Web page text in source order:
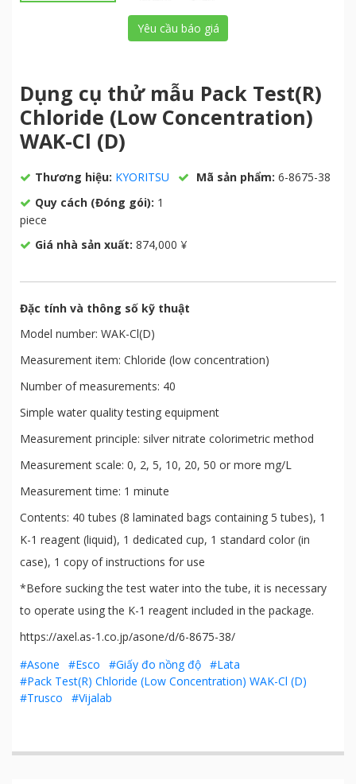
Yêu cầu báo giá
Dụng cụ thử mẫu Pack Test(R)
Chloride (Low Concentration)
WAK-Cl (D)
Thương hiệu: KYORITSU Mã sản phẩm: 6-8675-38
Quy cách (Đóng gói): 1
piece
Giá nhà sản xuất: 874,000 ¥
Đặc tính và thông số kỹ thuật
Model number: WAK-Cl(D)
Measurement item: Chloride (low concentration)
Number of measurements: 40
Simple water quality testing equipment
Measurement principle: silver nitrate colorimetric method
Measurement scale: 0, 2, 5, 10, 20, 50 or more mg/L
Measurement time: 1 minute
Contents: 40 tubes (8 laminated bags containing 5 tubes), 1
K-1 reagent (liquid), 1 dedicated cup, 1 standard color (in
case), 1 copy of instructions for use
*Before sucking the test water into the tube, it is necessary
to operate using the K-1 reagent included in the package.
https://axel.as-1.co.jp/asone/d/6-8675-38/
#Asone
#Esco #Giấy đo nồng độ #Lata
#Pack Test(R) Chloride (Low Concentration) WAK-Cl (D)
#Trusco
#Vijalab